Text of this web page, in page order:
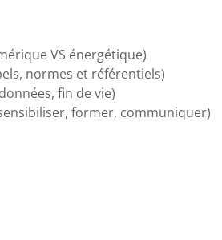
VS énergétique)
normes et référentiels)
fin de vie)
former, communiquer)